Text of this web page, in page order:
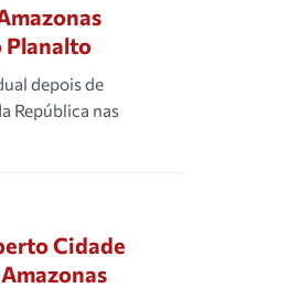
Planalto
depois de
República nas
Cidade